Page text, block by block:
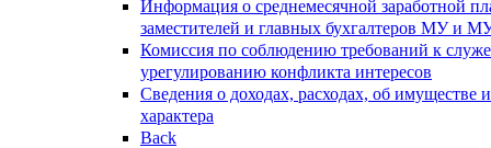
Информация о среднемесячной заработной
заместителей и главных бухгалтеров МУ и
Комиссия по соблюдению требований к
урегулированию конфликта интересов
Сведения о доходах, расходах, об имуществе
характера
Back